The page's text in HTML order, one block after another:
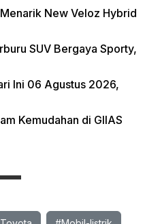
New Veloz Hybrid
SUV Bergaya Sporty,
Ini 06 Agustus 2026,
Kemudahan di GIIAS